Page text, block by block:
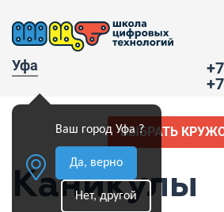
Уфа
Ваш город Уфа ?
Да, верно
Нет, другой
ВЫБРАТЬ
Каникулы